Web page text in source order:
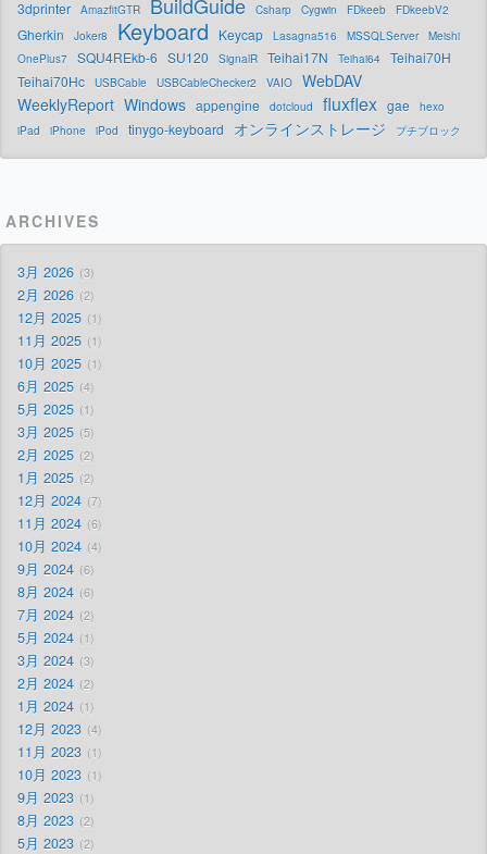
3dprinter AmazfitGTR Csharp Cygwin FDkeeb FDkeebV2
Gherkin Joker8 Keyboard Keycap Lasagna516 MSSQLServer
Meishi
OnePlus7
SQU4REkb-6 SU120 SignalR Teihai17N Teihai64
Teihai70H
Teihai70Hc
USBCable USBCableChecker2 VAIO
WebDAV
WeeklyReport Windows appengine dotcloud fluxflex gae
hexo
iPad
iPhone iPod tinygo-keyboard オンラインストレージ プチブロック
ARCHIVES
3月 2026 3
2月 2026 2
12月 2025 1
11月 2025 1
10月 2025 1
6月 2025 4
5月 2025 1
3月 2025 5
2月 2025 2
1月 2025 2
12月 2024 7
11月 2024 6
10月 2024 4
9月 2024 6
8月 2024 6
7月 2024 2
5月 2024 1
3月 2024 3
2月 2024 2
1月 2024 1
12月 2023 4
11月 2023 1
10月 2023 1
9月 2023 1
8月 2023 2
5月 2023 2